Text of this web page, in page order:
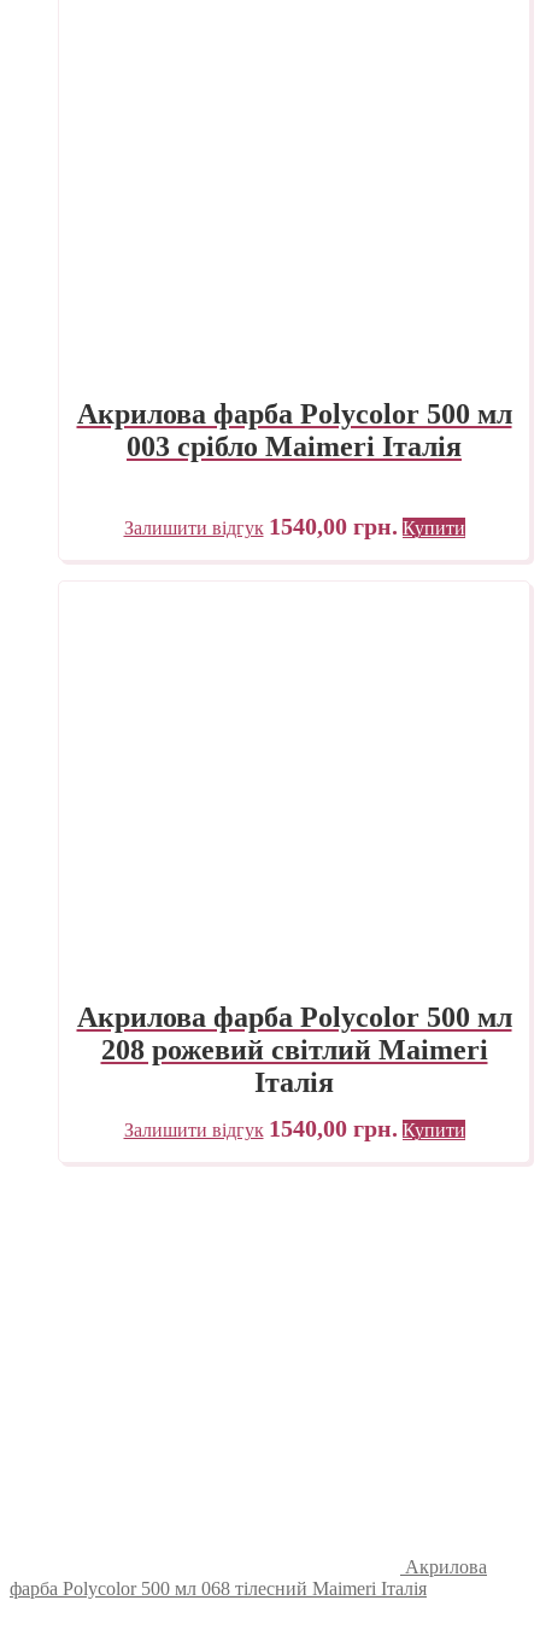
Акрилова фарба Polycolor 500 мл
003 срібло Maimeri Італія
Залишити відгук 1540,00 грн. Купити
Акрилова фарба Polycolor 500 мл
208 рожевий світлий Maimeri
Італія
Залишити відгук 1540,00 грн. Купити
Акрилова
фарба Polycolor 500 мл 068 тілесний Maimeri Італія